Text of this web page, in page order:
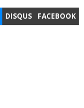
DISQUS FACEBOOK